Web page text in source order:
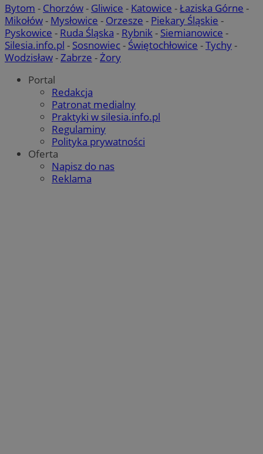
Bytom - Chorzów- Gliwice - Katowice -Łaziska Górne -
Mikołów- Mysłowice - Orzesze - Piekary Śląskie -
Pyskowice - Ruda Śląska - Rybnik- Siemianowice -
Silesia.info.pl - Sosnowiec- Świętochłowice -Tychy-
Wodzisław-Zabrze -Żory
Portal
Redakcja
Patronat medialny
Praktyki w silesia.info.pl
Regulaminy
Polityka prywatności
Oferta
Napisz do nas
Reklama